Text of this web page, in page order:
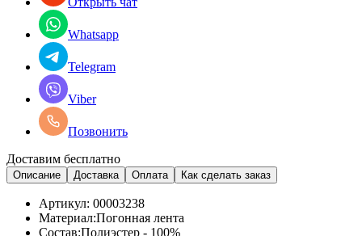
Whatsapp
Telegram
Viber
Позвонить
Доставим бесплатно
Описание Доставка Оплата Как сделать заказ
Артикул: 00003238
Материал:Погонная лента
Состав:Полиэстер - 100%